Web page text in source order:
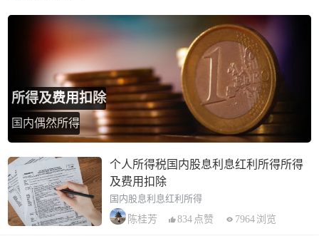
所得及费用扣除
国内偶然所得
个人所得税国内股息利息红利所得所得
及费用扣除
国内股息利息红利所得
陈桂芳
834 点赞 7964 浏览